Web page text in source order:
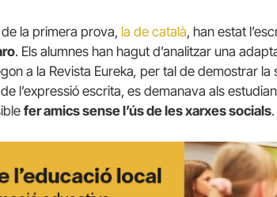
la primera prova, la de català, han estat
. Els alumnes han hagut d’analitzar una
a la Revista Eureka, per tal de demostrar la
l’expressió escrita, es demanava als
fer amics sense l’ús de les xarxes socials.